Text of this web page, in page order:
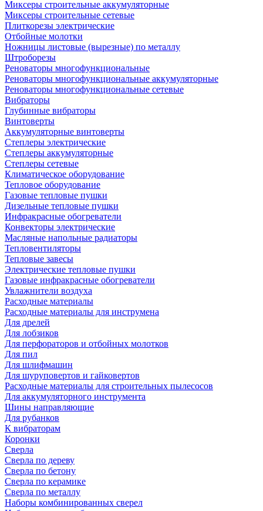
Миксеры строительные аккумуляторные
Миксеры строительные сетевые
Плиткорезы электрические
Отбойные молотки
Ножницы листовые (вырезные) по металлу
Штроборезы
Реноваторы многофункциональные
Реноваторы многофункциональные аккумуляторные
Реноваторы многофункциональные сетевые
Вибраторы
Глубинные вибраторы
Винтоверты
Аккумуляторные винтоверты
Степлеры электрические
Степлеры аккумуляторные
Степлеры сетевые
Климатическое оборудование
Тепловое оборудование
Газовые тепловые пушки
Дизельные тепловые пушки
Инфракрасные обогреватели
Конвекторы электрические
Масляные напольные радиаторы
Тепловентиляторы
Тепловые завесы
Электрические тепловые пушки
Газовые инфракрасные обогреватели
Увлажнители воздуха
Расходные материалы
Расходные материалы для инструмена
Для дрелей
Для лобзиков
Для перфораторов и отбойных молотков
Для пил
Для шлифмашин
Для шуруповертов и гайковертов
Расходные материалы для строительных пылесосов
Для аккумуляторного инструмента
Шины направляющие
Для рубанков
К вибраторам
Коронки
Сверла
Сверла по дереву
Сверла по бетону
Сверла по керамике
Сверла по металлу
Наборы комбинированных сверел